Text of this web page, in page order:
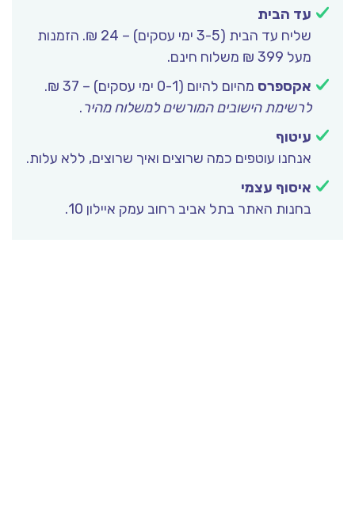
עד הבית
שליח עד הבית (3-5 ימי עסקים) – 24 ₪. הזמנות
מעל 399 ₪ משלוח חינם.
אקספרס מהיום להיום (0-1 ימי עסקים) – 37 ₪.
לרשימת הישובים המורשים למשלוח מהיר.
עיטוף
אנחנו עוטפים כמה שרוצים ואיך שרוצים, ללא עלות.
איסוף עצמי
בחנות האתר בתל אביב רחוב עמק איילון 10.